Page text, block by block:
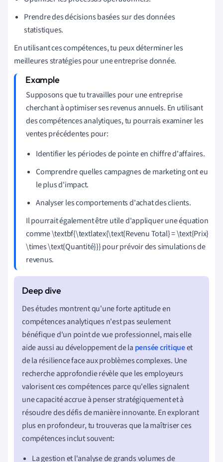
Prendre des décisions basées sur des données
statistiques.
En utilisant ces compétences, tu peux déterminer les
meilleures stratégies pour une entreprise donnée.
Supposons que tu travailles pour une entreprise
cherchant à optimiser ses revenus annuels. En utilisant
des compétences analytiques, tu pourrais examiner les
ventes précédentes pour:
Identifier les périodes de pointe en chiffre d'affaires.
Comprendre quelles campagnes de marketing ont eu
le plus d'impact.
Analyser les comportements d'achat des clients.
Il pourrait également être utile d'appliquer une équation
comme \textbf{\textlatex{\text{Revenu Total} = \text{Prix}
\times \text{Quantité}}} pour prévoir des simulations de
revenus.
Des études montrent qu'une forte aptitude en
compétences analytiques n'est pas seulement
bénéfique d'un point de vue professionnel, mais elle
aide aussi au développement de la pensée critiqueet
de la résilience face aux problèmes complexes. Une
recherche approfondie révèle que les employeurs
valorisent ces compétences parce qu'elles signalent
une capacité accrue à penser stratégiquement et à
résoudre des défis de manière innovante. En explorant
plus en profondeur, tu trouveras que la maîtriser ces
compétences inclut souvent:
La gestion et l'analyse de grands volumes de